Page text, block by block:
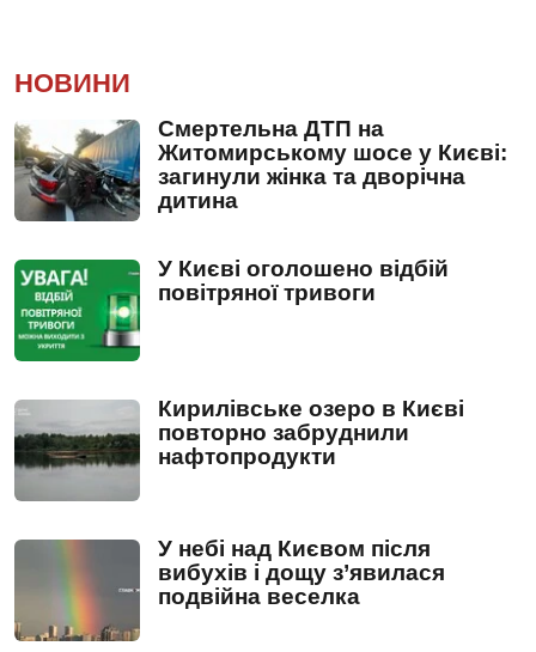
НОВИНИ
Смертельна ДТП на
Житомирському шосе у Києві:
загинули жінка та дворічна
дитина
У Києві оголошено відбій
повітряної тривоги
Кирилівське озеро в Києві
повторно забруднили
нафтопродукти
У небі над Києвом після
вибухів і дощу з’явилася
подвійна веселка